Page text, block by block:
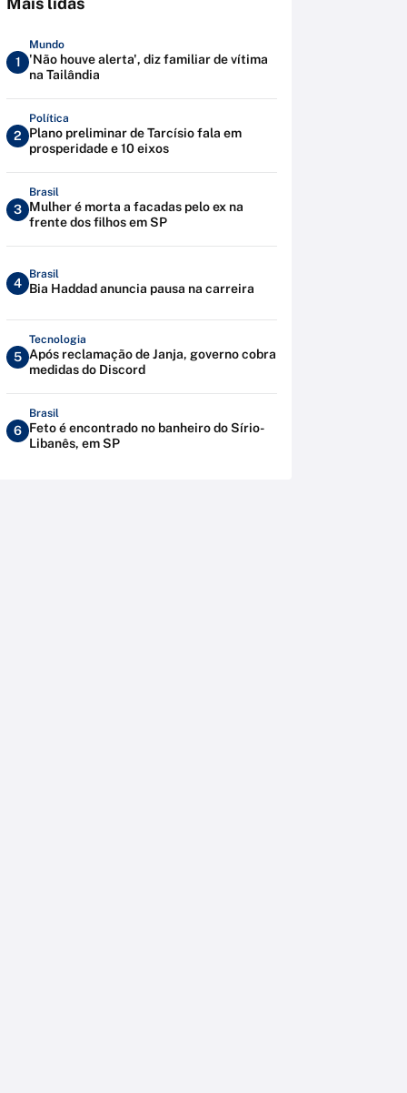
1
Mundo
'Não houve alerta', diz familiar de vítima
na Tailândia
2
Política
Plano preliminar de Tarcísio fala em
prosperidade e 10 eixos
3
Brasil
Mulher é morta a facadas pelo ex na
frente dos filhos em SP
4
Brasil
Bia Haddad anuncia pausa na carreira
5
Tecnologia
Após reclamação de Janja, governo cobra
medidas do Discord
6
Brasil
Feto é encontrado no banheiro do Sírio-
Libanês, em SP